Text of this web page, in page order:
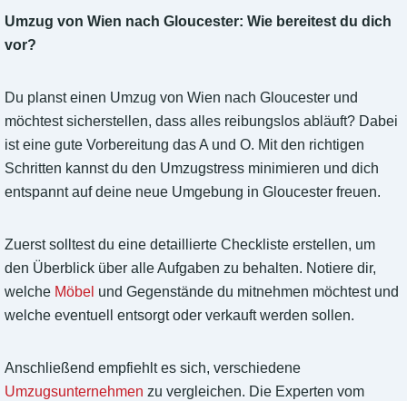
Umzug von Wien nach Gloucester: Wie bereitest du dich
vor?
Du planst einen Umzug von Wien nach Gloucester und
möchtest sicherstellen, dass alles reibungslos abläuft? Dabei
ist eine gute Vorbereitung das A und O. Mit den richtigen
Schritten kannst du den Umzugstress minimieren und dich
entspannt auf deine neue Umgebung in Gloucester freuen.
Zuerst solltest du eine detaillierte Checkliste erstellen, um
den Überblick über alle Aufgaben zu behalten. Notiere dir,
welche Möbel und Gegenstände du mitnehmen möchtest und
welche eventuell entsorgt oder verkauft werden sollen.
Anschließend empfiehlt es sich, verschiedene
Umzugsunternehmen zu vergleichen. Die Experten vom